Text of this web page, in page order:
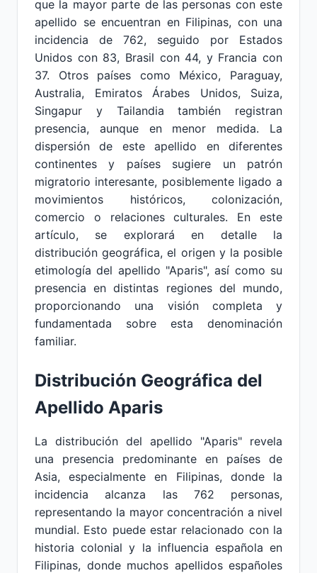
que la mayor parte de las personas con este
apellido se encuentran en Filipinas, con una
incidencia de 762, seguido por Estados
Unidos con 83, Brasil con 44, y Francia con
37. Otros países como México, Paraguay,
Australia, Emiratos Árabes Unidos, Suiza,
Singapur y Tailandia también registran
presencia, aunque en menor medida. La
dispersión de este apellido en diferentes
continentes y países sugiere un patrón
migratorio interesante, posiblemente ligado a
movimientos históricos, colonización,
comercio o relaciones culturales. En este
artículo, se explorará en detalle la
distribución geográfica, el origen y la posible
etimología del apellido "Aparis", así como su
presencia en distintas regiones del mundo,
proporcionando una visión completa y
fundamentada sobre esta denominación
familiar.
Distribución Geográfica del
Apellido Aparis
La distribución del apellido "Aparis" revela
una presencia predominante en países de
Asia, especialmente en Filipinas, donde la
incidencia alcanza las 762 personas,
representando la mayor concentración a nivel
mundial. Esto puede estar relacionado con la
historia colonial y la influencia española en
Filipinas, donde muchos apellidos españoles